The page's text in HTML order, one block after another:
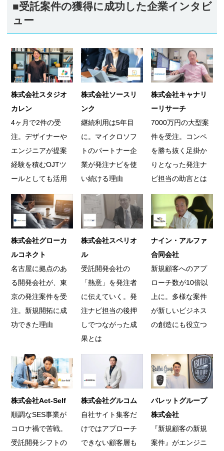
■受託案件の獲得に成功した企業インタビ
ュー
株式会社スタジオ
カレン
4ヶ月で2件の受
注。デザイナーや
エンジニアが提案
経験を積むOJTツ
ールとしても活用
株式会社ソースリ
ンク
継続利用は5年目
に。マイクロソフ
トのパートナー企
業が発注ナビを使
い続ける理由
株式会社キャナリ
ーリサーチ
7000万円の大型案
件を受注。コンペ
を勝ち抜く足掛か
りとなった発注ナ
ビ担当の助言とは
株式会社グローカ
ルコネクト
名古屋に拠点のあ
る開発会社が、東
京の発注案件を受
注。新規開拓に成
功できた理由
株式会社スペリオ
ル
受託開発会社の
「熱意」を発注者
に伝えていく。発
注ナビ担当の後押
しでつながった成
果とは
ナイン・アルファ
合同会社
新規顧客へのアプ
ローチ数が10倍以
上に。多様な案件
が新しいビジネス
の創造にも役立つ
株式会社Act-Self
順調なSES事業が
コロナ禍で苦戦。
受託開発シフトの
株式会社グルコム
自社サイト集客だ
けではアプローチ
できない顧客層も
バレットグループ
株式会社
『新規顧客の新規
案件』がエンジニ